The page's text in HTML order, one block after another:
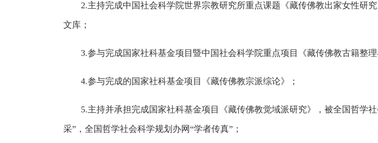
2.主持完成中国社会科学院世界宗教研究所重点课题《藏传佛教出家女性研
文库；
3.参与完成国家社科基金项目暨中国社会科学院重点项目《藏传佛教古籍整理
4.参与完成的国家社科基金项目《藏传佛教宗派综论》；
5.主持并承担完成国家社科基金项目《藏传佛教觉域派研究》，被全国哲学
采”，全国哲学社会科学规划办网“学者传真”；